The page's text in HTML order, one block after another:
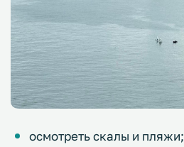
осмотреть скалы и пляжи;